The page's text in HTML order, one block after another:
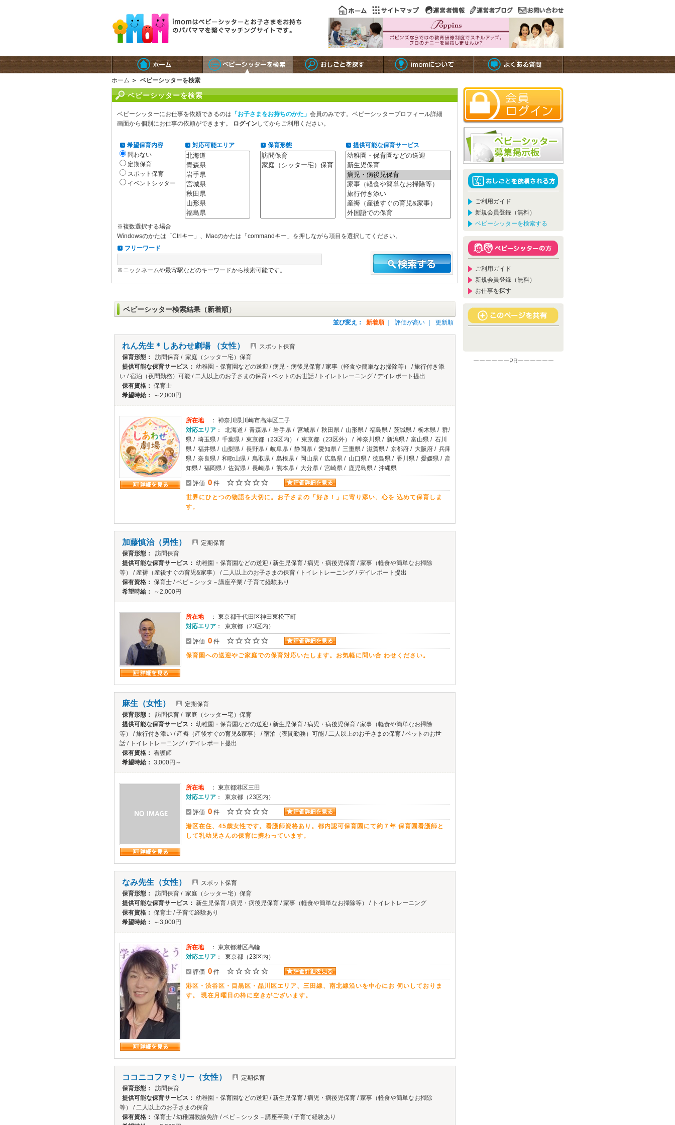
ホーム ＞ ベビーシッターを検索
ベビーシッターを検索
ベビーシッターにお仕事を依頼できるのは 「お子さまをお持ちのかた」 会員のみです。ベビーシッタープロフィール詳細
画面から個別にお仕事の依頼ができます。
ログインしてからご利用ください。
希望保育内容
問わない
定期保育
スポット保育
イベントシッター
対応可能エリア 保育形態 提供可能な保育サービス
※複数選択する場合
Windowsのかたは「Ctrlキー」、Macのかたは「commandキー」を押しながら項目を選択してください。
フリーワード
※ニックネームや最寄駅などのキーワードから検索可能です。
ベビーシッター検索結果（新着順）
並び変え： 新着順 評価が高い 更新順
れん先生＊しあわせ劇場 （女性）
スポット保育
保育形態：
訪問保育 / 家庭（シッター宅）保育
提供可能な保育サービス： 幼稚園・保育園などの送迎 / 病児・病後児保育 / 家事（軽食や簡単なお掃除等） / 旅行付き添
い / 宿泊（夜間勤務）可能 / 二人以上のお子さまの保育 / ペットのお世話 / トイレトレーニング / デイレポート提出
保有資格： 保育士
希望時給：
～2,000円
所在地
： 神奈川県川崎市高津区二子
対応エリア ： 北海道 / 青森県 / 岩手県 / 宮城県 / 秋田県 / 山形県 / 福島県 / 茨城県 / 栃木県 / 群馬
県 / 埼玉県 / 千葉県 / 東京都（23区内） / 東京都（23区外） / 神奈川県 / 新潟県 / 富山県 / 石川
県 / 福井県 / 山梨県 / 長野県 / 岐阜県 / 静岡県 / 愛知県 / 三重県 / 滋賀県 / 京都府 / 大阪府 / 兵庫
県 / 奈良県 / 和歌山県 / 鳥取県 / 島根県 / 岡山県 / 広島県 / 山口県 / 徳島県 / 香川県 / 愛媛県 / 高
知県 / 福岡県 / 佐賀県 / 長崎県 / 熊本県 / 大分県 / 宮崎県 / 鹿児島県 / 沖縄県
評価 0 件
世界にひとつの物語を大切に。お子さまの「好き！」に寄り添い、心を 込めて保育しま
す。
加藤慎治（男性）
定期保育
保育形態：
訪問保育
提供可能な保育サービス： 幼稚園・保育園などの送迎 / 新生児保育 / 病児・病後児保育 / 家事（軽食や簡単なお掃除
等） / 産褥（産後すぐの育児&家事） / 二人以上のお子さまの保育 / トイレトレーニング / デイレポート提出
保有資格： 保育士 / ベビ－シッタ－講座卒業 / 子育て経験あり
希望時給：
～2,000円
所在地
： 東京都千代田区神田東松下町
対応エリア ： 東京都（23区内）
評価 0 件
保育園への送迎やご家庭での保育対応いたします。お気軽に問い合 わせください。
麻生（女性）
定期保育
保育形態：
訪問保育 / 家庭（シッター宅）保育
提供可能な保育サービス： 幼稚園・保育園などの送迎 / 新生児保育 / 病児・病後児保育 / 家事（軽食や簡単なお掃除
等） / 旅行付き添い / 産褥（産後すぐの育児&家事） / 宿泊（夜間勤務）可能 / 二人以上のお子さまの保育 / ペットのお世
話 / トイレトレーニング / デイレポート提出
保有資格： 看護師
希望時給： 3,000円～
所在地
： 東京都港区三田
対応エリア ： 東京都（23区内）
評価 0 件
港区在住、45歳女性です。看護師資格あり。都内認可保育園にて約７年 保育園看護師と
して乳幼児さんの保育に携わっています。
なみ先生（女性）
スポット保育
保育形態：
訪問保育 / 家庭（シッター宅）保育
提供可能な保育サービス： 新生児保育 / 病児・病後児保育 / 家事（軽食や簡単なお掃除等） / トイレトレーニング
保有資格： 保育士 / 子育て経験あり
希望時給：
～3,000円
所在地
： 東京都港区高輪
対応エリア ： 東京都（23区内）
評価 0 件
港区・渋谷区・目黒区・品川区エリア、三田線、南北線沿いを中心にお 伺いしておりま
す。 現在月曜日の枠に空きがございます。
ココニコファミリー（女性）
定期保育
保育形態：
訪問保育
提供可能な保育サービス： 幼稚園・保育園などの送迎 / 新生児保育 / 病児・病後児保育 / 家事（軽食や簡単なお掃除
等） / 二人以上のお子さまの保育
保有資格： 保育士 / 幼稚園教諭免許 / ベビ－シッタ－講座卒業 / 子育て経験あり
ご利用ガイド
新規会員登録（無料）
ベビーシッターを検索する
ご利用ガイド
新規会員登録（無料）
お仕事を探す
ーーーーーーPRーーーーーー